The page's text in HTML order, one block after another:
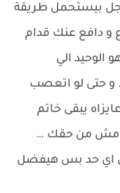
بيستحمل طريقة
و دافع عنك قدام
الي
و حتى لو اتعصب
يبقى خاتم
مش من حقك …
اي حد بس هيفضل